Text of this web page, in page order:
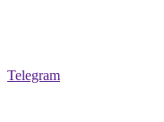
Telegram